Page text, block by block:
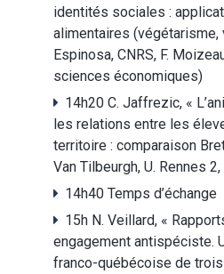
identités sociales :
alimentaires (végétarisme,
Espinosa, CNRS, F.
sciences économiques)
14h20 C. Jaffrezic, «
les relations entre les
territoire : comparaison
Van Tilbeurgh, U. Rennes
14h40 Temps d’échange
15h N. Veillard, «
engagement antispéciste.
franco-québécoise de